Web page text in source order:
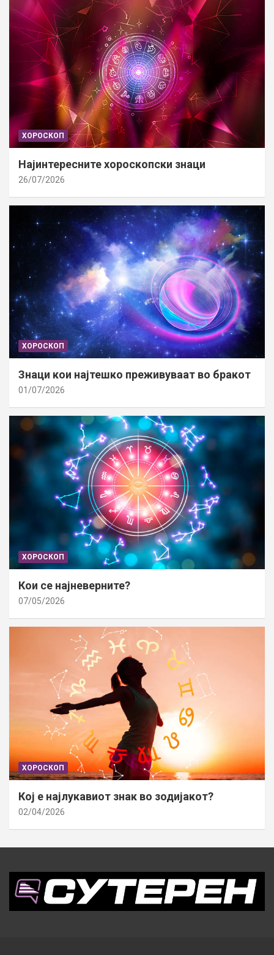
ХОРОСКОП
Најинтересните хороскопски знаци
26/07/2026
ХОРОСКОП
Знаци кои најтешко преживуваат во бракот
01/07/2026
ХОРОСКОП
Кои се најневерните?
07/05/2026
ХОРОСКОП
Кој е најлукавиот знак во зодијакот?
02/04/2026